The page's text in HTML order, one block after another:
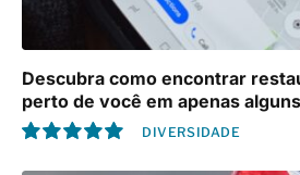
Descubra como encontrar
perto de você em apenas
10.0
DIVERSIDADE